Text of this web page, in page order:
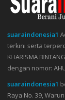
suaraindonesia1
terkini serta
KHARISMA
dengan nomor:
suaraindonesia1
Raya No. 39,